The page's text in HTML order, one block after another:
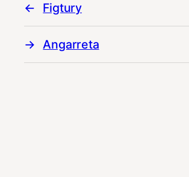
Figtury
Angarreta